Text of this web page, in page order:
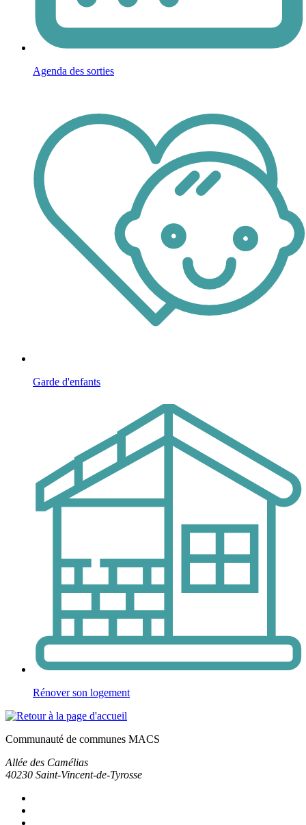
Agenda des sorties
Garde d'enfants
Rénover son logement
Communauté de communes MACS
Allée des Camélias
40230 Saint-Vincent-de-Tyrosse